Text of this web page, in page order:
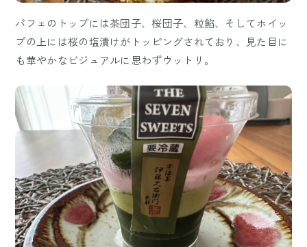
パフェのトップには茶団子、桜団子、粒餡、そしてホイッ
プの上には桜の塩漬けがトッピングされており、見た目に
も華やかなビジュアルに思わずウットリ。